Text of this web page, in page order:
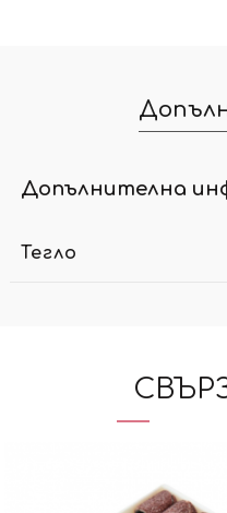
Допълнителна
Тегло